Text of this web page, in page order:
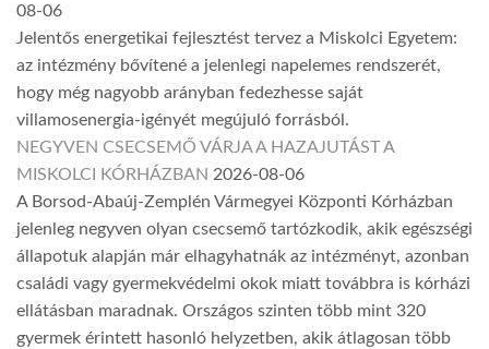
08-06
Jelentős energetikai fejlesztést tervez a Miskolci Egyetem:
az intézmény bővítené a jelenlegi napelemes rendszerét,
hogy még nagyobb arányban fedezhesse saját
villamosenergia-igényét megújuló forrásból.
NEGYVEN CSECSEMŐ VÁRJA A HAZAJUTÁST A
MISKOLCI KÓRHÁZBAN 2026-08-06
A Borsod-Abaúj-Zemplén Vármegyei Központi Kórházban
jelenleg negyven olyan csecsemő tartózkodik, akik egészségi
állapotuk alapján már elhagyhatnák az intézményt, azonban
családi vagy gyermekvédelmi okok miatt továbbra is kórházi
ellátásban maradnak. Országos szinten több mint 320
gyermek érintett hasonló helyzetben, akik átlagosan több